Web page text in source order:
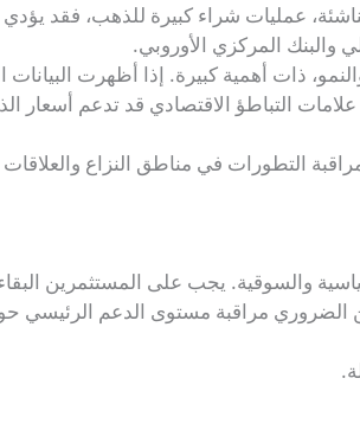
عمليات شراء كبيرة للذهب، فقد
والبنك المركزي الأوروبي.
ذات أهمية كبيرة. إذا أظهرت البيانات
التباطؤ الاقتصادي قد تدعم أسعار
التطورات في مناطق النزاع والعلاقات
والسوقية. يجب على المستثمرين